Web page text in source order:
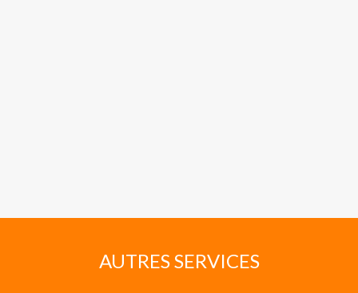
AUTRES SERVICES